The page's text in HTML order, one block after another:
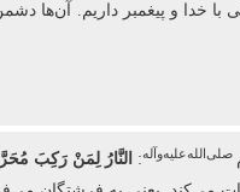
با خدا و پیغمبر داریم. آن‌ها
صلی‌الله‌علیه‌و‌آله: النَّارُ لِمَنْ‏ رَكِبَ‏